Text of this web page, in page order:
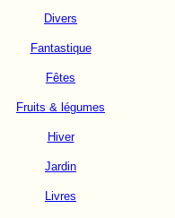
Divers
Fantastique
Fêtes
Fruits & légumes
Hiver
Jardin
Livres